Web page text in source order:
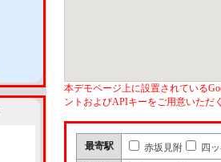
本デモページ上に設置されている
ントおよびAPIキーをご用意いただ
最寄駅 赤坂見附 四